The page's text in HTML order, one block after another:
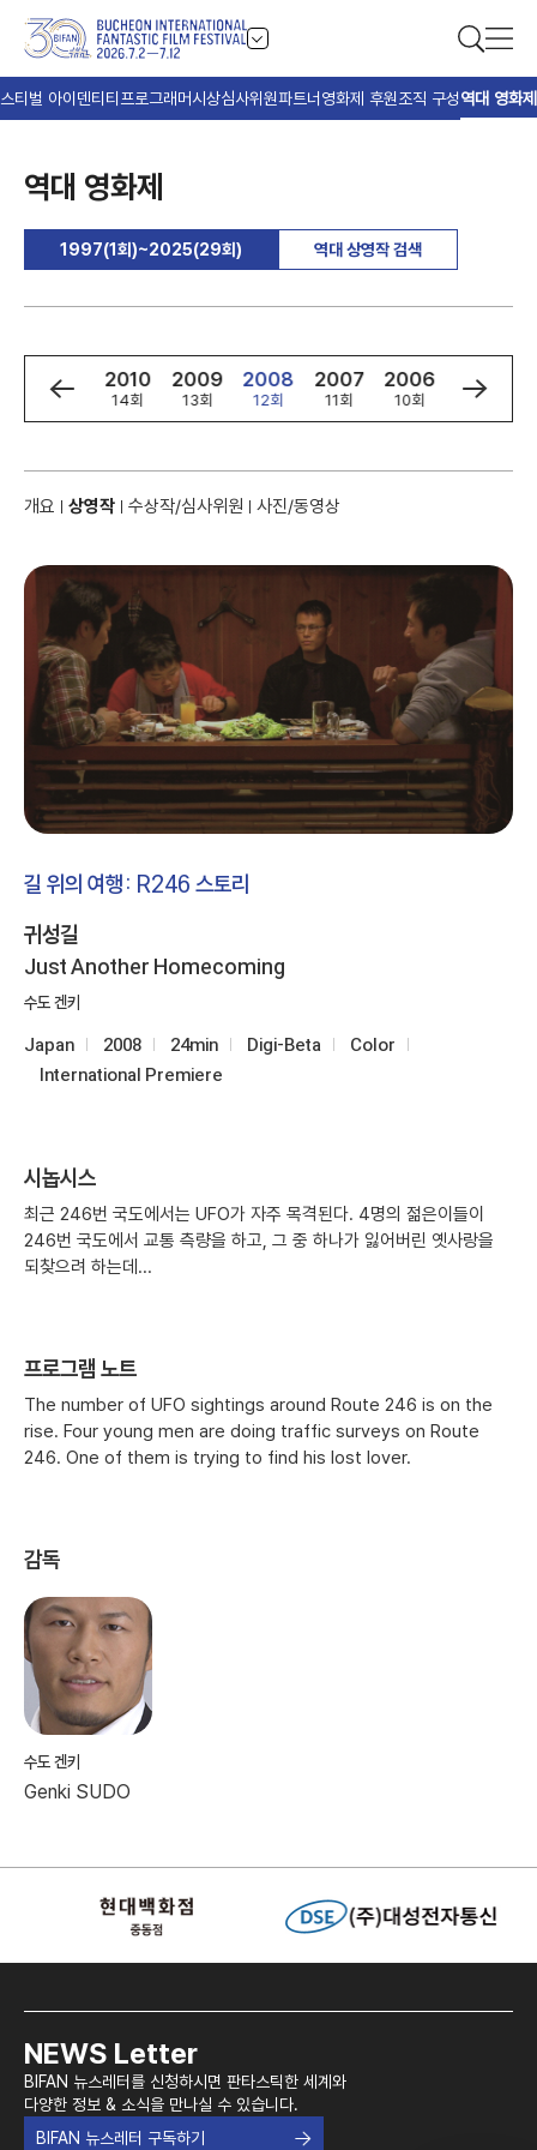
티벌 아이덴티티 프로그래머시상심사위원파트너 영화제 후원조직 구성역대 영화제
역대 영화제
1997(1회)~2025(29회) 역대 상영작 검색
2011
15회
2010
14회
2009
13회
2008
12회
2007
11회
2006
10회
2005
9회
개요 상영작 수상작/심사위원 사진/동영상
길 위의 여행: R246 스토리
귀성길
Just Another Homecoming
수도 겐키
Japan 2008 24min Digi-Beta
Color
International Premiere
시놉시스
최근 246번 국도에서는 UFO가 자주 목격된다. 4명의 젊은이들이
246번 국도에서 교통 측량을 하고, 그 중 하나가 잃어버린 옛사랑을
되찾으려 하는데...
프로그램 노트
The number of UFO sightings around Route 246 is on the
rise. Four young men are doing traffic surveys on Route
246. One of them is trying to find his lost lover.
감독
수도 겐키
Genki SUDO
NEWS Letter
BIFAN 뉴스레터를 신청하시면 판타스틱한 세계와
다양한 정보 & 소식을 만나실 수 있습니다.
BIFAN 뉴스레터 구독하기